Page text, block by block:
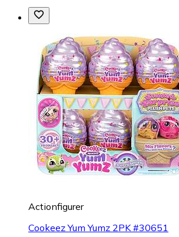
Actionfigurer
Cookeez Yum Yumz 2PK #30651